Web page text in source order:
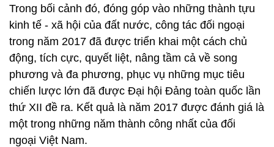
Trong bối cảnh đó, đóng góp vào những thành tựu
kinh tế - xã hội của đất nước, công tác đối ngoại
trong năm 2017 đã được triển khai một cách chủ
động, tích cực, quyết liệt, nâng tầm cả về song
phương và đa phương, phục vụ những mục tiêu
chiến lược lớn đã được Đại hội Đảng toàn quốc lần
thứ XII đề ra. Kết quả là năm 2017 được đánh giá là
một trong những năm thành công nhất của đối
ngoại Việt Nam.